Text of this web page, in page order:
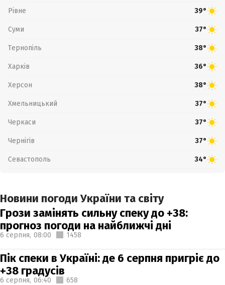
Рівне 39°
Суми 37°
Тернопіль 38°
Харків 36°
Херсон 38°
Хмельницький 37°
Черкаси 37°
Чернігів 37°
Севастополь 34°
Новини погоди України та світу
Грози замінять сильну спеку до +38:
прогноз погоди на найближчі дні
6 серпня, 08:00 1458
Пік спеки в Україні: де 6 серпня пригріє до
+38 градусів
6 серпня, 06:40 658